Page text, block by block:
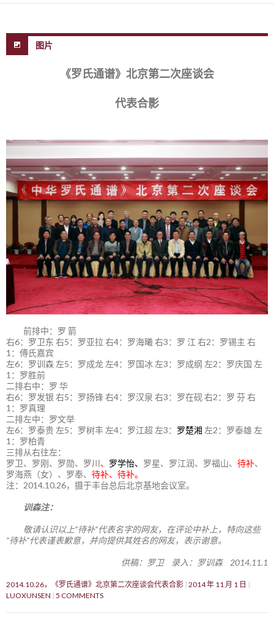
图片
《罗氏通谱》北京第二次座谈会
代表合影
前排中：罗 箭
右6：罗卫东 右5：罗亚拉 右4：罗海曦 右3：罗 江 右2：罗锡主 右
1：傅氏嘉宾
左6：罗训森 左5：罗成龙 左4：罗国冰 左3：罗成纲 左2：罗庆国 左
1：罗胜前
二排右中：罗 华
右6：罗发银 右5：罗扬锋 右4：罗汉泉 右3：罗在砚 右2：罗 芬 右
1：罗真理
二排左中：罗文举
左6：罗泰贵 左5：罗树丰 左4：罗江超 左3： 罗楚湘 左2：罗泰雄 左
1：罗柏青
三排从右往左：
罗卫、罗刚、罗勋、罗川 、 罗学怡、 罗星、罗江润、罗福山、 待补、
罗海燕（女）、罗奉、 待补、待补。
注：2014.10.26，摄于丰台总后北京基地会议室。
训森注：
敬请认识以上“待补”代表名字的网友，在评论中补上，特向这些
“待补”代表谨表歉意，并向提供其姓名的网友，表示谢意。
供稿：罗卫 录入：罗训森 2014.11.1
2014.10.26，《罗氏通谱》北京第二次座谈会代表合影 2014 年 11 月 1 日
LUOXUNSEN 5 COMMENTS